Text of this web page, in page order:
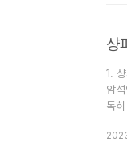
샹
1.
암
톡
아